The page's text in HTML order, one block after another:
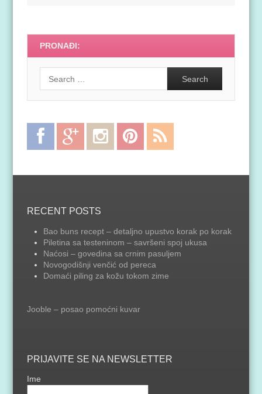
PRONAĐI:
Facebook
Google InstagramPinterest
Feed
RECENT POSTS
Bao buns recept – detaljno upustvo korak po korak
Piletina sa testeninom – savršeni spoj ukusa
Naćosi – govedina sa crnim pasuljem
Novogodišnji venčić od pereca
Domaći piling za kožu tokom zime
Jooble – posao pomoćni kuvar
PRIJAVITE SE NA NEWSLETTER
Ime